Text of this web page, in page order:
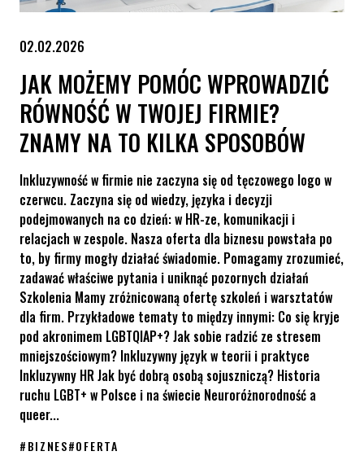
02.02.2026
JAK MOŻEMY POMÓC WPROWADZIĆ
RÓWNOŚĆ W TWOJEJ FIRMIE?
ZNAMY NA TO KILKA SPOSOBÓW
Inkluzywność w firmie nie zaczyna się od tęczowego logo w
czerwcu. Zaczyna się od wiedzy, języka i decyzji
podejmowanych na co dzień: w HR-ze, komunikacji i
relacjach w zespole. Nasza oferta dla biznesu powstała po
to, by firmy mogły działać świadomie. Pomagamy zrozumieć,
zadawać właściwe pytania i uniknąć pozornych działań
Szkolenia Mamy zróżnicowaną ofertę szkoleń i warsztatów
dla firm. Przykładowe tematy to między innymi: Co się kryje
pod akronimem LGBTQIAP+? Jak sobie radzić ze stresem
mniejszościowym? Inkluzywny język w teorii i praktyce
Inkluzywny HR Jak być dobrą osobą sojuszniczą? Historia
ruchu LGBT+ w Polsce i na świecie Neuroróżnorodność a
queer...
#BIZNES#OFERTA